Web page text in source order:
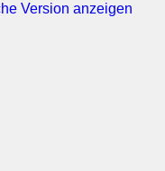
Version anzeigen